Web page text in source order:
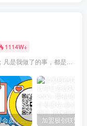
1114W+
凡是我相信的，我都做了；凡是我做了的事，都是全身心地投入去做的
加入极创联盟会员，全站资源免费学习。